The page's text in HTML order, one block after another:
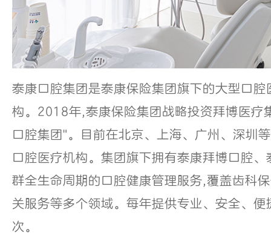
泰康口腔集团是泰康保险集团旗下的大型口
构。2018年,泰康保险集团战略投资拜博医疗
口腔集团"。目前在北京、上海、广州、深圳
口腔医疗机构。集团旗下拥有泰康拜博口腔
群全生命周期的口腔健康管理服务,覆盖齿科
关服务等多个领域。每年提供专业、安全、
次。